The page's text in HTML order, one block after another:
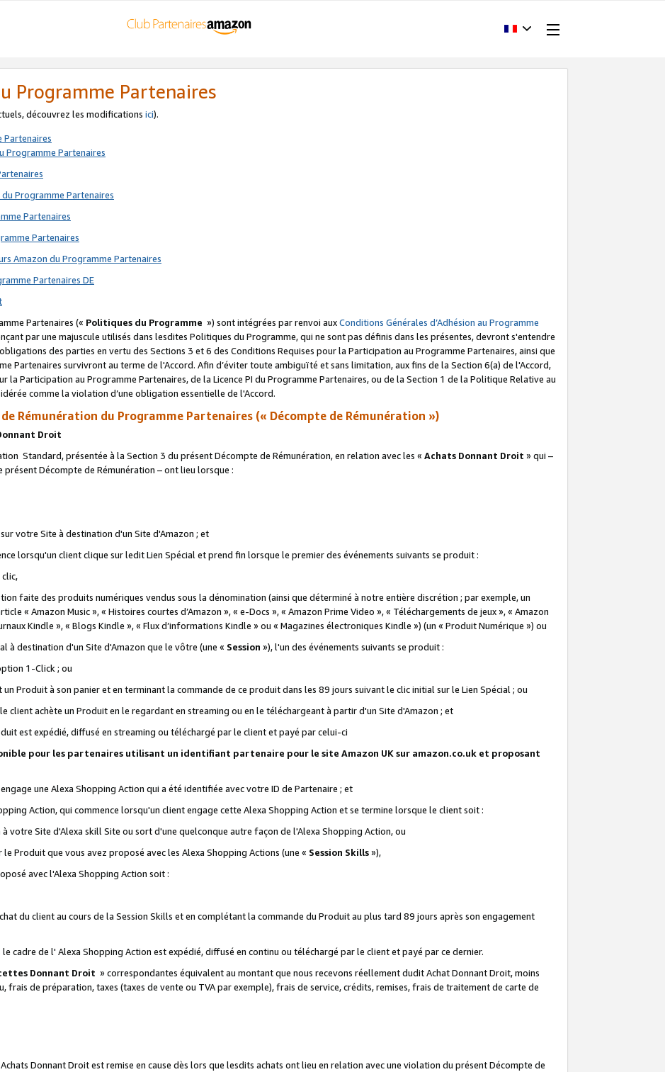
Programme Partenaires
découvrez les modifications ici).
Partenaires
Programme Partenaires
Programme Partenaires
Partenaires
Partenaires
Amazon du Programme Partenaires
Partenaires DE
Partenaires (« Politiques du Programme ») sont intégrées par renvoi auxConditions Générales d’Adhésion au Programme
par une majuscule utilisés dans lesdites Politiques du Programme, qui ne sont pas définis dans les présentes, devront s'entendre
des parties en vertu des Sections 3 et 6 des Conditions Requises pour la Participation au Programme Partenaires, ainsi que
Partenaires survivront au terme de l'Accord. Afin d’éviter toute ambiguïté et sans limitation, aux fins de la Section 6(a) de l'Accord,
la Participation au Programme Partenaires, de la Licence PI du Programme Partenaires, ou de la Section 1 de la Politique Relative au
comme la violation d’une obligation essentielle de l'Accord.
Rémunération du Programme Partenaires (« Décompte de Rémunération »)
Droit
Standard, présentée à la Section 3 du présent Décompte de Rémunération, en relation avec les « Achats Donnant Droit » qui –
présent Décompte de Rémunération – ont lieu lorsque :
votre Site à destination d'un Site d'Amazon ; et
lorsqu'un client clique sur ledit Lien Spécial et prend fin lorsque le premier des événements suivants se produit :
faite des produits numériques vendus sous la dénomination (ainsi que déterminé à notre entière discrétion ; par exemple, un
« Amazon Music », « Histoires courtes d’Amazon », « e-Docs », « Amazon Prime Video », « Téléchargements de jeux », « Amazon
Kindle », « Blogs Kindle », « Flux d’informations Kindle » ou « Magazines électroniques Kindle ») (un « Produit Numérique ») ou
à destination d'un Site d'Amazon que le vôtre (une « Session »), l'un des événements suivants se produit :
1-Click ; ou
Produit à son panier et en terminant la commande de ce produit dans les 89 jours suivant le clic initial sur le Lien Spécial ; ou
achète un Produit en le regardant en streaming ou en le téléchargeant à partir d'un Site d'Amazon ; et
est expédié, diffusé en streaming ou téléchargé par le client et payé par celui-ci
pour les partenaires utilisant un identifiant partenaire pour le site Amazon UK sur amazon.co.uk et proposant
une Alexa Shopping Action qui a été identifiée avec votre ID de Partenaire ; et
Action, qui commence lorsqu'un client engage cette Alexa Shopping Action et se termine lorsque le client soit :
votre Site d'Alexa skill Site ou sort d'une quelconque autre façon de l'Alexa Shopping Action, ou
Produit que vous avez proposé avec les Alexa Shopping Actions (une « Session Skills»),
avec l'Alexa Shopping Action soit :
du client au cours de la Session Skills et en complétant la commande du Produit au plus tard 89 jours après son engagement
cadre de l' Alexa Shopping Action est expédié, diffusé en continu ou téléchargé par le client et payé par ce dernier.
Donnant Droit » correspondantes équivalent au montant que nous recevons réellement dudit Achat Donnant Droit, moins
de préparation, taxes (taxes de vente ou TVA par exemple), frais de service, crédits, remises, frais de traitement de carte de
Donnant Droit est remise en cause dès lors que lesdits achats ont lieu en relation avec une violation du présent Décompte de